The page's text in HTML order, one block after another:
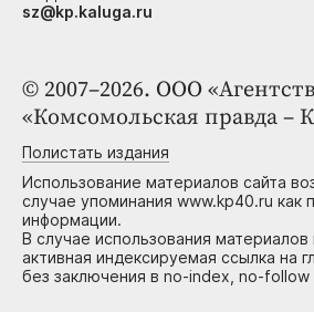
© 2007–2026. ООО
«Комсомольская правда –
Полистать издания
Использование материалов сайта
случае упоминания www.kp40.ru как
информации.
В случае использования материалов
активная индексируемая ссылка на
без заключения в no-index, no-follow
sz@kp.kaluga.ru